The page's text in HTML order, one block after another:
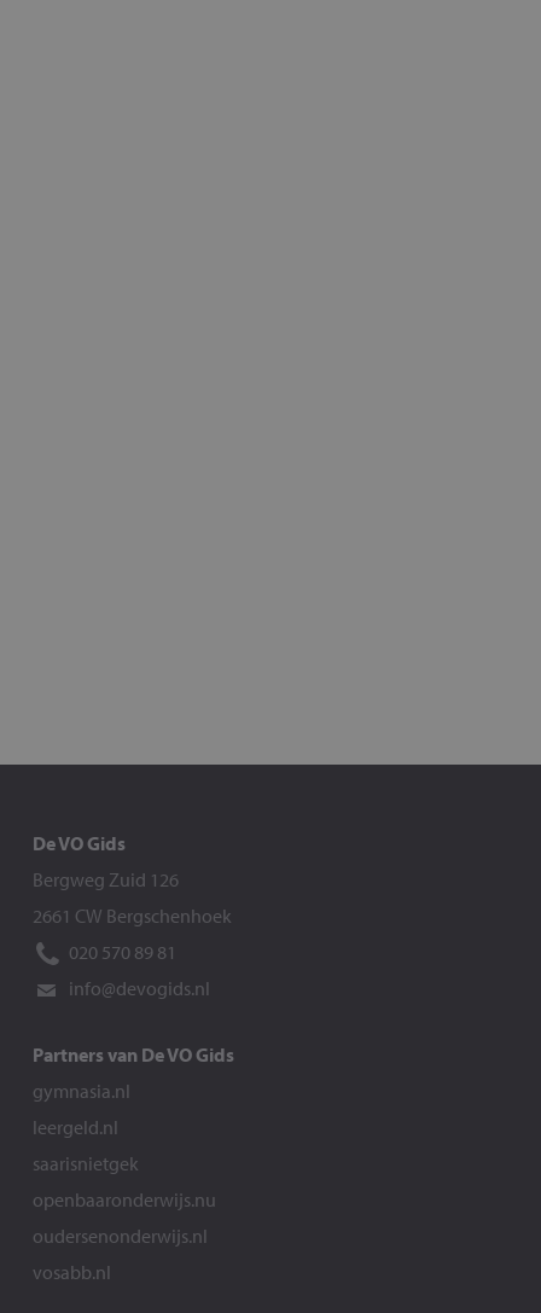
De VO Gids
Bergweg Zuid 126
2661 CW Bergschenhoek
020 570 89 81
info@devogids.nl
Partners van De VO Gids
gymnasia.nl
leergeld.nl
saarisnietgek
openbaaronderwijs.nu
oudersenonderwijs.nl
vosabb.nl